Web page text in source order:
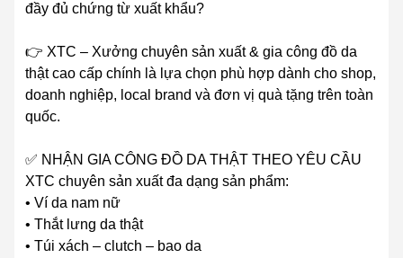
đầy đủ chứng từ xuất khẩu?
👉 XTC – Xưởng chuyên sản xuất & gia công đồ da
thật cao cấp chính là lựa chọn phù hợp dành cho shop,
doanh nghiệp, local brand và đơn vị quà tặng trên toàn
quốc.
✅ NHẬN GIA CÔNG ĐỒ DA THẬT THEO YÊU CẦU
XTC chuyên sản xuất đa dạng sản phẩm:
• Ví da nam nữ
• Thắt lưng da thật
• Túi xách – clutch – bao da